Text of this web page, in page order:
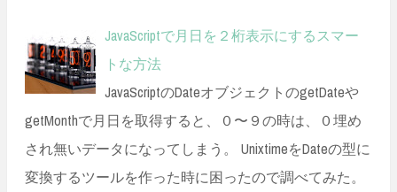
JavaScriptで月日を２桁表示にするスマー
トな方法
JavaScriptのDateオブジェクトのgetDateや
getMonthで月日を取得すると、０〜９の時は、０埋め
され無いデータになってしまう。 UnixtimeをDateの型に
変換するツールを作った時に困ったので調べてみた。